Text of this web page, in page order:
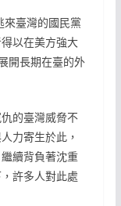
來臺灣的國民黨
以在美方強大
開長期在臺的外
的臺灣威脅不
力寄生於此，
續背負著沈重
許多人對此處